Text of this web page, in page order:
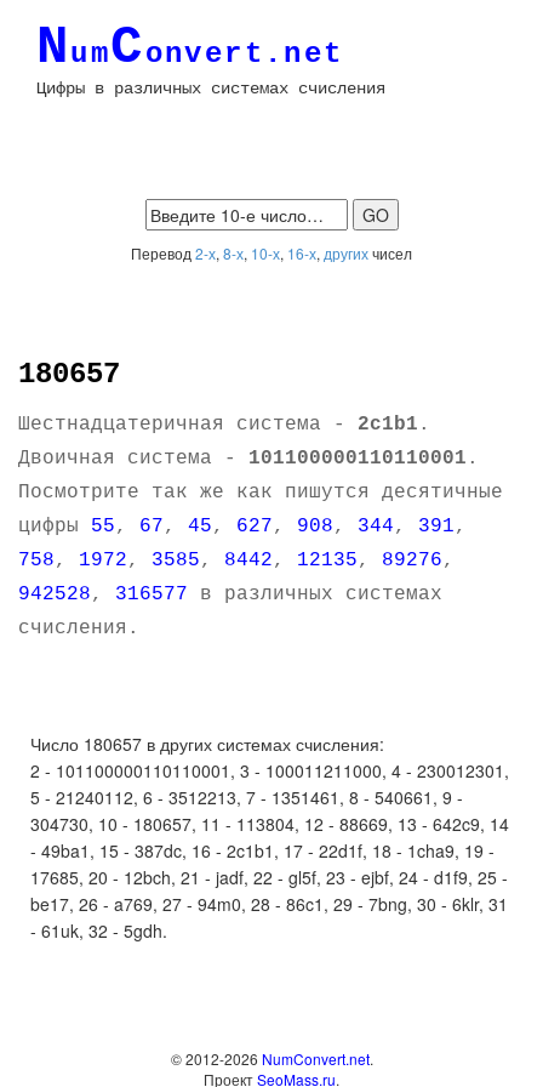
NumConvert.net
Цифры в различных системах счисления
Перевод 2-х, 8-х, 10-х, 16-х, другихчисел
180657
Шестнадцатеричная система - 2c1b1 .
Двоичная система - 101100000110110001 .
Посмотрите так же как пишутся десятичные
цифры 55, 67, 45, 627, 908, 344, 391,
758, 1972, 3585, 8442, 12135, 89276,
942528, 316577 в различных системах
счисления.
Число 180657 в других системах счисления:
2 - 101100000110110001, 3 - 100011211000, 4 - 230012301,
5 - 21240112, 6 - 3512213, 7 - 1351461, 8 - 540661, 9 -
304730, 10 - 180657, 11 - 113804, 12 - 88669, 13 - 642c9, 14
- 49ba1, 15 - 387dc, 16 - 2c1b1, 17 - 22d1f, 18 - 1cha9, 19 -
17685, 20 - 12bch, 21 - jadf, 22 - gl5f, 23 - ejbf, 24 - d1f9, 25 -
be17, 26 - a769, 27 - 94m0, 28 - 86c1, 29 - 7bng, 30 - 6klr, 31
- 61uk, 32 - 5gdh.
© 2012-2026 NumConvert.net.
ПроектSeoMass.ru.